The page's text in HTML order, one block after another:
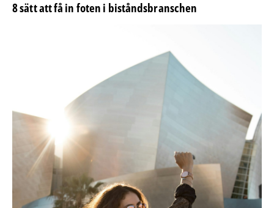
8 sätt att få in foten i biståndsbranschen